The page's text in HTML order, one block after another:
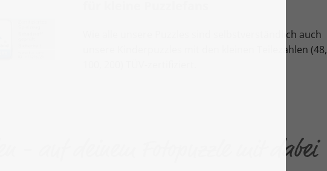
Wie alle unsere Puzzles sind selbstverständlich auch
unsere Kinderpuzzles mit den kleinen Teilezahlen (48,
- auf deinem Fotopuzzle mit dabei